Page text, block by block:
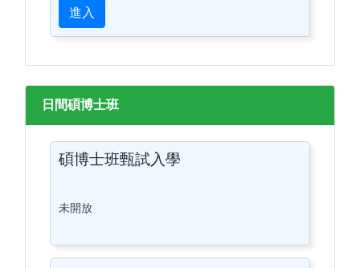
進入
日間碩博士班
碩博士班甄試入學
未開放